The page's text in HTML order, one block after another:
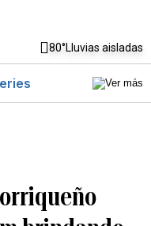
80°Lluvias aisladas